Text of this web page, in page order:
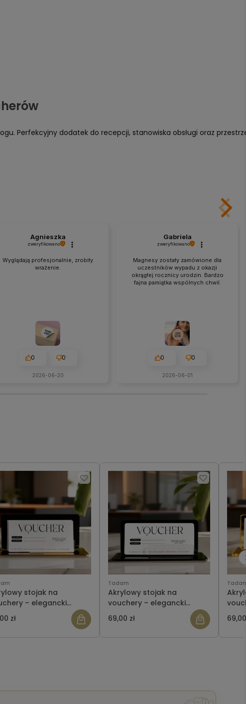
Perfekcyjny dodatek do recepcji, stanowiska obsługi oraz
Agnieszka
zweryfikowano
Wyglądają profesjonalnie, zrobiły
wrażenie.
0 0
2026-06-20
Gabriela
zweryfikowano
Magnesy zostały zamówione dla
uczestników wypadu z okazji
okrągłej rocznicy urodzin. Bardzo
fajna pamiątka wspólnych chwil.
0 0
2026-06-01
stojak na
– elegancki
do salonu,
i recepcji
zł
Tadam
Akrylowy stojak na
vouchery – elegancki
ekspozytor do salonu,
gabinetu i recepcji CZARNY
69,00 zł